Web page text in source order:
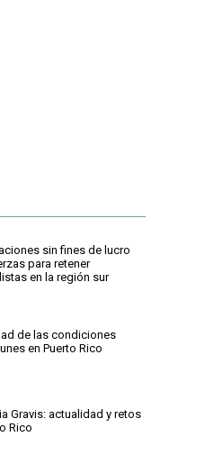
sin fines de lucro
para retener
en la región sur
de las condiciones
en Puerto Rico
Gravis: actualidad y retos
Rico